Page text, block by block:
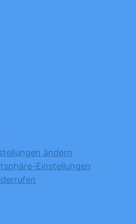
ändern
Einstellungen